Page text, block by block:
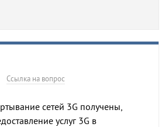
Ссылка на вопрос
сетей 3G получены,
услуг 3G в